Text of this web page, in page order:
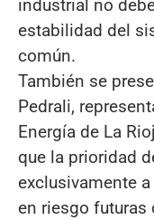
industrial no
estabilidad del
común.
También se
Pedrali,
Energía de La
que la prioridad
exclusivamente
en riesgo futuras